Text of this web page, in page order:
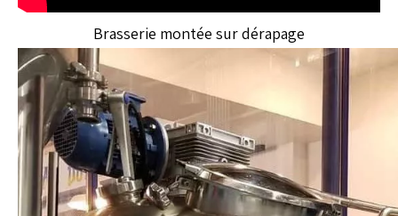
Brasserie montée sur dérapage